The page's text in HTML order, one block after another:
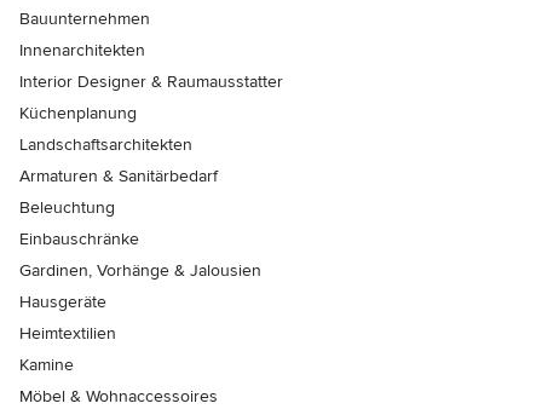
Bauunternehmen
Innenarchitekten
Interior Designer & Raumausstatter
Küchenplanung
Landschaftsarchitekten
Armaturen & Sanitärbedarf
Beleuchtung
Einbauschränke
Gardinen, Vorhänge & Jalousien
Hausgeräte
Heimtextilien
Kamine
Möbel & Wohnaccessoires